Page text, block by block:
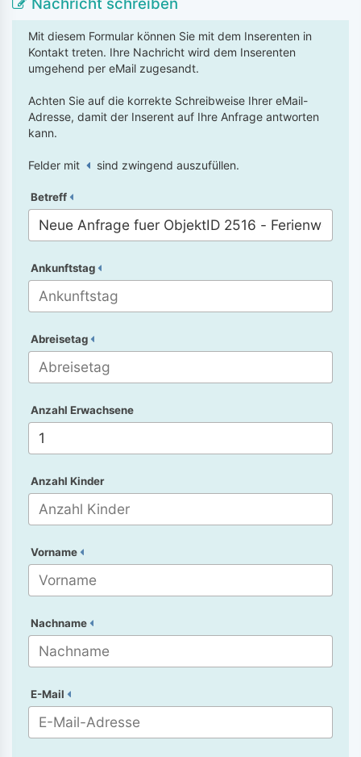
Mit diesem Formular können Sie mit dem Inserenten in
Kontakt treten. Ihre Nachricht wird dem Inserenten
umgehend per eMail zugesandt.
Achten Sie auf die korrekte Schreibweise Ihrer eMail-
Adresse, damit der Inserent auf Ihre Anfrage antworten
kann.
Felder mit sind zwingend auszufüllen.
Betreff
Ankunftstag
Abreisetag
Anzahl Erwachsene
Anzahl Kinder
Vorname
Nachname
E-Mail